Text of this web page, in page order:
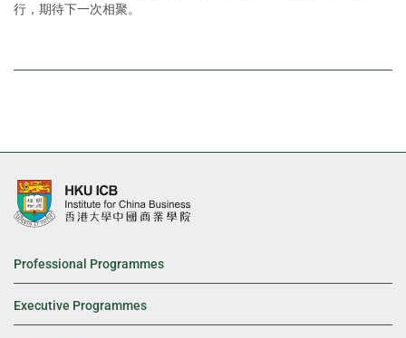
行，期待下一次相聚。
Professional Programmes
Executive Programmes